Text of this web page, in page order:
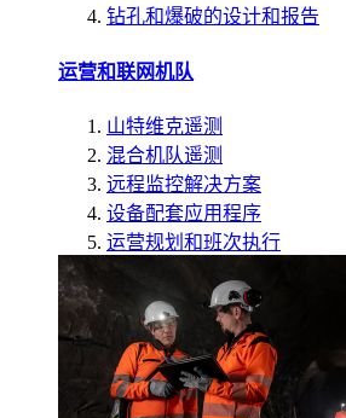
钻孔和爆破的设计和报告
运营和联网机队
山特维克遥测
混合机队遥测
远程监控解决方案
设备配套应用程序
运营规划和班次执行